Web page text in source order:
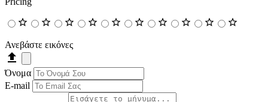
Ανεβάστε εικόνες
Όνομα
E-mail